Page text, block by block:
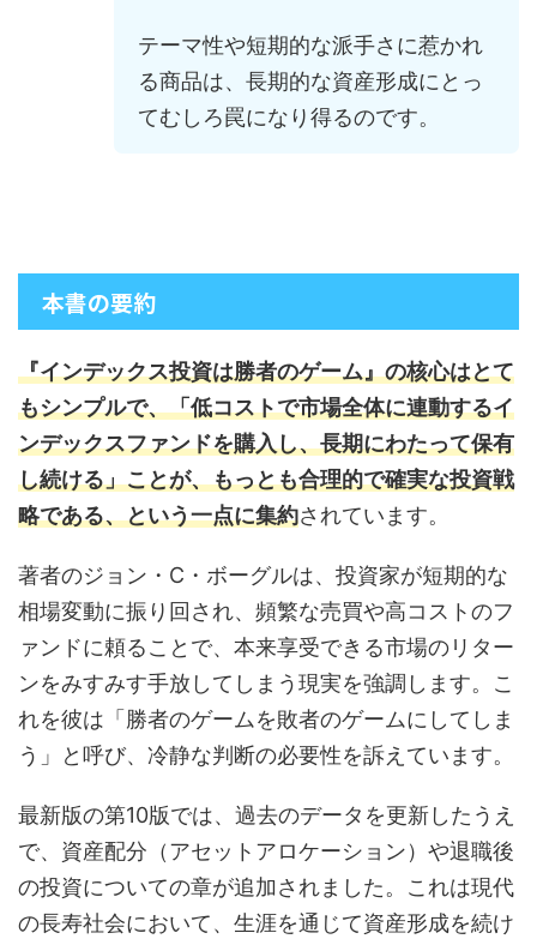
テーマ性や短期的な派手さに惹かれ
る商品は、長期的な資産形成にとっ
てむしろ罠になり得るのです。
本書の要約
『インデックス投資は勝者のゲーム』の核心はとて
もシンプルで、「低コストで市場全体に連動するイ
ンデックスファンドを購入し、長期にわたって保有
し続ける」ことが、もっとも合理的で確実な投資戦
略である、という一点に集約されています。
著者のジョン・C・ボーグルは、投資家が短期的な
相場変動に振り回され、頻繁な売買や高コストのフ
ァンドに頼ることで、本来享受できる市場のリター
ンをみすみす手放してしまう現実を強調します。こ
れを彼は「勝者のゲームを敗者のゲームにしてしま
う」と呼び、冷静な判断の必要性を訴えています。
最新版の第10版では、過去のデータを更新したうえ
で、資産配分（アセットアロケーション）や退職後
の投資についての章が追加されました。これは現代
の長寿社会において、生涯を通じて資産形成を続け